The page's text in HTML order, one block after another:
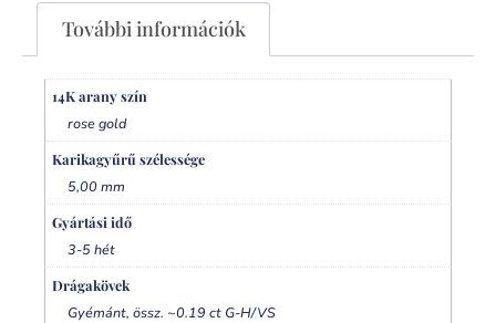
További információk
14K arany szín
rose gold
Karikagyűrű szélessége
5,00 mm
Gyártási idő
3-5 hét
Drágakövek
Gyémánt, össz. ~0.19 ct G-H/VS